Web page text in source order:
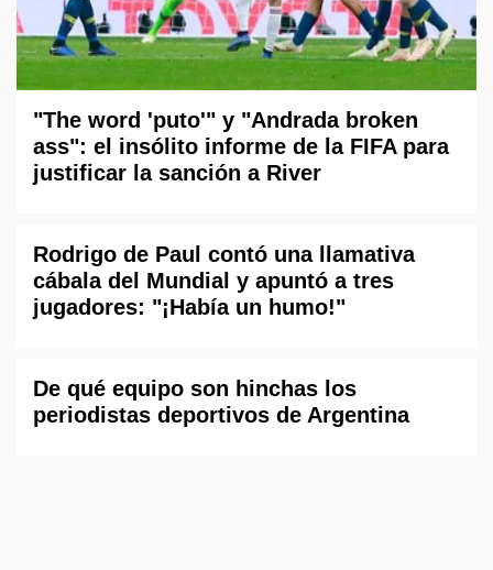
"The word 'puto'" y "Andrada broken
ass": el insólito informe de la FIFA para
justificar la sanción a River
Rodrigo de Paul contó una llamativa
cábala del Mundial y apuntó a tres
jugadores: "¡Había un humo!"
De qué equipo son hinchas los
periodistas deportivos de Argentina